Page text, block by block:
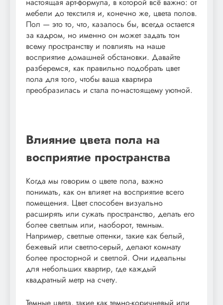
мебели до текстиля и, конечно же, цвета полов.
Пол — это то, что, казалось бы, всегда остается
за кадром, но именно он может задать тон
всему пространству и повлиять на наше
восприятие домашней обстановки. Давайте
разберемся, как правильно подобрать цвет
пола для того, чтобы ваша квартира
преобразилась и стала по-настоящему уютной.
Влияние цвета пола на
восприятие пространства
Когда мы говорим о цвете пола, важно
понимать, как он влияет на восприятие всего
помещения. Цвет способен визуально
расширять или сужать пространство, делать его
более светлым или, наоборот, темным.
Например, светлые оттенки, такие как белый,
бежевый или светло-серый, делают комнату
более просторной и светлой. Они идеальны
для небольших квартир, где каждый
квадратный метр на счету.
Темные цвета, такие как темно-коричневый или